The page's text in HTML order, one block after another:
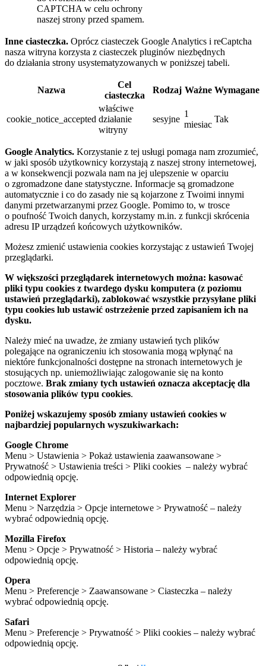
CAPTCHA w celu ochrony
naszej strony przed spamem.
Inne ciasteczka. Oprócz ciasteczek Google Analytics i reCaptcha
nasza witryna korzysta z ciasteczek pluginów niezbędnych
do działania strony usystematyzowanych w poniższej tabeli.
Nazwa
Cel
ciasteczka
Rodzaj Ważne Wymagane
cookie_notice_accepted
właściwe
działanie
witryny
sesyjne
1
miesiac
Tak
Google Analytics. Korzystanie z tej usługi pomaga nam zrozumieć,
w jaki sposób użytkownicy korzystają z naszej strony internetowej,
a w konsekwencji pozwala nam na jej ulepszenie w oparciu
o zgromadzone dane statystyczne. Informacje są gromadzone
automatycznie i co do zasady nie są kojarzone z Twoimi innymi
danymi przetwarzanymi przez Google. Pomimo to, w trosce
o poufność Twoich danych, korzystamy m.in. z funkcji skrócenia
adresu IP urządzeń końcowych użytkowników.
Możesz zmienić ustawienia cookies korzystając z ustawień Twojej
przeglądarki.
W większości przeglądarek internetowych można: kasować
pliki typu cookies z twardego dysku komputera (z poziomu
ustawień przeglądarki), zablokować wszystkie przysyłane pliki
typu cookies lub ustawić ostrzeżenie przed zapisaniem ich na
dysku.
Należy mieć na uwadze, że zmiany ustawień tych plików
polegające na ograniczeniu ich stosowania mogą wpłynąć na
niektóre funkcjonalności dostępne na stronach internetowych je
stosujących np. uniemożliwiając zalogowanie się na konto
pocztowe. Brak zmiany tych ustawień oznacza akceptację dla
stosowania plików typu cookies.
Poniżej wskazujemy sposób zmiany ustawień cookies w
najbardziej popularnych wyszukiwarkach:
Google Chrome
Menu > Ustawienia > Pokaż ustawienia zaawansowane >
Prywatność > Ustawienia treści > Pliki cookies – należy wybrać
odpowiednią opcję.
Internet Explorer
Menu > Narzędzia > Opcje internetowe > Prywatność – należy
wybrać odpowiednią opcję.
Mozilla Firefox
Menu > Opcje > Prywatność > Historia – należy wybrać
odpowiednią opcję.
Opera
Menu > Preferencje > Zaawansowane > Ciasteczka – należy
wybrać odpowiednią opcję.
Safari
Menu > Preferencje > Prywatność > Pliki cookies – należy wybrać
odpowiednią opcję.